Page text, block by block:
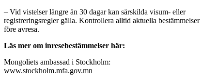
– Vid vistelser längre än 30 dagar kan särskilda visum- eller
registreringsregler gälla. Kontrollera alltid aktuella bestämmelser
före avresa.
Läs mer om inresebestämmelser här:
Mongoliets ambassad i Stockholm:
www.stockholm.mfa.gov.mn